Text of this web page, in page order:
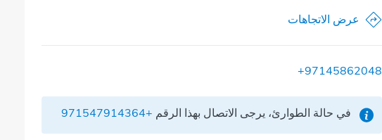
عرض الاتجاهات
+97145862048
في حالة الطوارئ، يرجى الاتصال بهذا الرقم +971547914364